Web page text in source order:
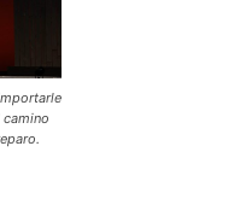
camino